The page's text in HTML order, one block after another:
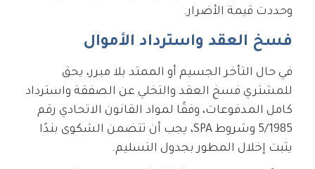
وحددت قيمة الأضرار.
فسخ العقد واسترداد الأموال
في حال التأخر الجسيم أو الممتد بلا مبرر، يحق
للمشتري فسخ العقد والتخلي عن الصفقة واسترداد
كامل المدفوعات، وفقًا لمواد القانون الاتحادي رقم
5/1985 وشروط SPA، يجب أن تتضمن الشكوى بندًا
يثبت إخلال المطور بجدول التسليم.